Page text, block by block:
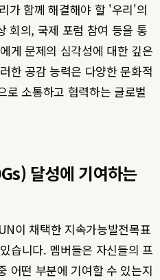
가 함께 해결해야 할 '우리'의
회의, 국제 포럼 참여 등을 통
게 문제의 심각성에 대한 깊은
한 공감 능력은 다양한 문화적
로 소통하고 협력하는 글로벌
달성에 기여하는
이 채택한 지속가능발전목표
습니다. 멤버들은 자신들의 프
어떤 부분에 기여할 수 있는지